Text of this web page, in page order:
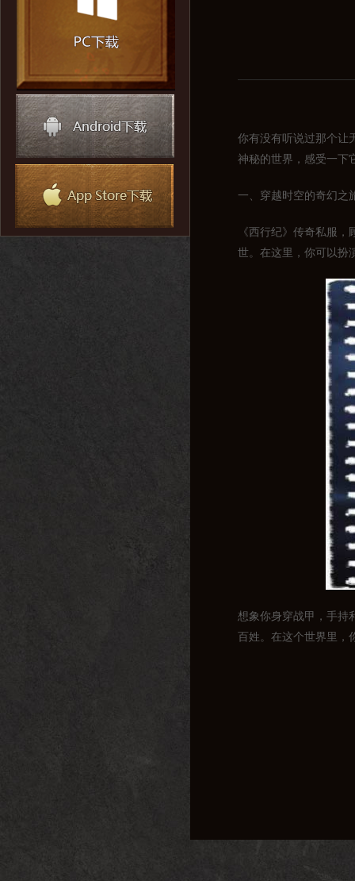
你有没有听说过那个让
神秘的世界，感受一下
一、穿越时空的奇幻之
《西行纪》传奇私服
世。在这里，你可以扮
想象你身穿战甲，手持
百姓。在这个世界里，